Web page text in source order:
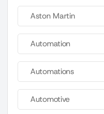
Aston Martin
Automation
Automations
Automotive